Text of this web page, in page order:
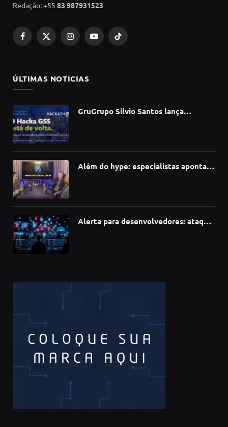
Redação: +55 83 987931523
Facebook
X
InstagramYouTubeTikTok
ÚLTIMAS NOTICIAS
GruGrupo Silvio Santos lança
Além do hype: especialistas apontam
Alerta para desenvolvedores: ataque